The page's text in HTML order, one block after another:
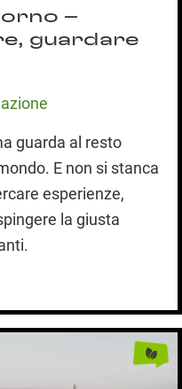
–
guardare
guarda al resto
E non si stanca
esperienze,
la giusta